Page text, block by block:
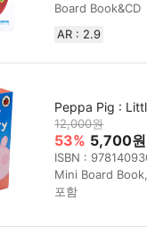
Board Book&CD
AR : 2.9
Peppa Pig :
12,000원
53% 5,700원
ISBN :
Mini Board
포함